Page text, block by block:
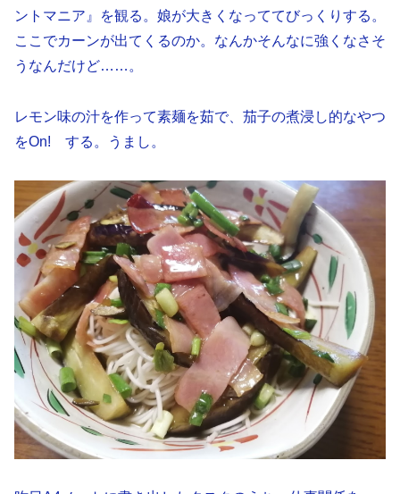
ントマニア』を観る。娘が大きくなっててびっくりする。
ここでカーンが出てくるのか。なんかそんなに強くなさそ
うなんだけど……。
レモン味の汁を作って素麺を茹で、茄子の煮浸し的なやつ
をOn! する。うまし。